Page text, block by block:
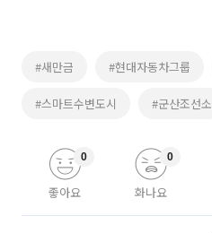
#새만금 #현대자동차그룹
#스마트수변도시 #군산조선소
좋아요
0
화나요
0